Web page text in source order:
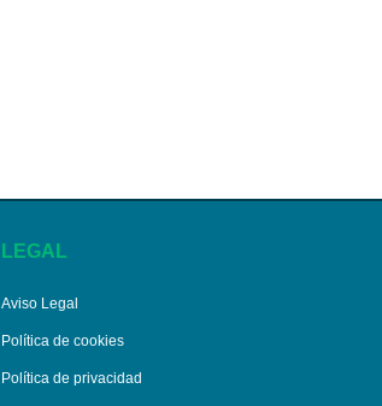
LEGAL
Aviso Legal
Política de cookies
Política de privacidad